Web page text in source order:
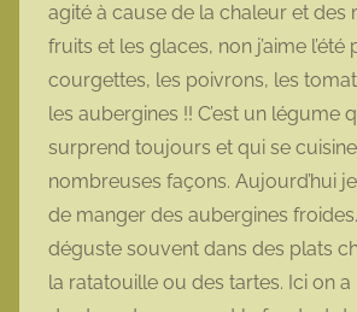
agité à cause de la chaleur et des
fruits et les glaces, non j’aime l’été
courgettes, les poivrons, les
les aubergines !! C’est un légume
surprend toujours et qui se
nombreuses façons. Aujourd’hui
de manger des aubergines
déguste souvent dans des plats
la ratatouille ou des tartes. Ici on